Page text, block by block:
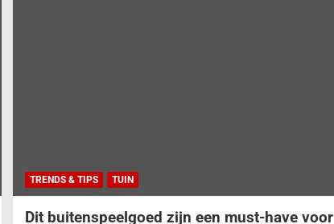
TRENDS & TIPS TUIN
Dit buitenspeelgoed zijn een must-have voor